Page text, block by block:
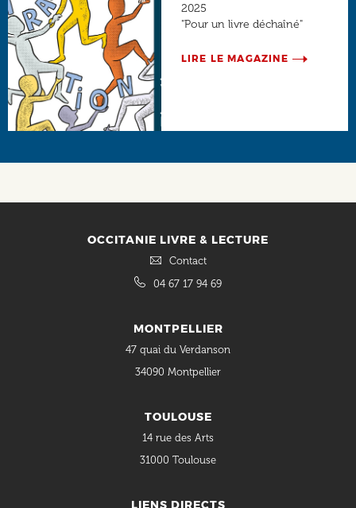
2025
"Pour un livre déchaîné"
LIRE LE MAGAZINE
OCCITANIE LIVRE & LECTURE
Contact
04 67 17 94 69
MONTPELLIER
47 quai du Verdanson
34090 Montpellier
TOULOUSE
14 rue des Arts
31000 Toulouse
LIENS DIRECTS